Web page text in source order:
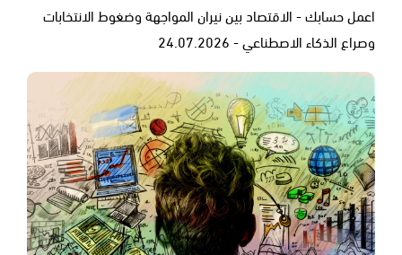
اعمل حسابك - الاقتصاد بين نيران المواجهة وضغوط الانتخابات
وصراع الذكاء الاصطناعي - 24.07.2026